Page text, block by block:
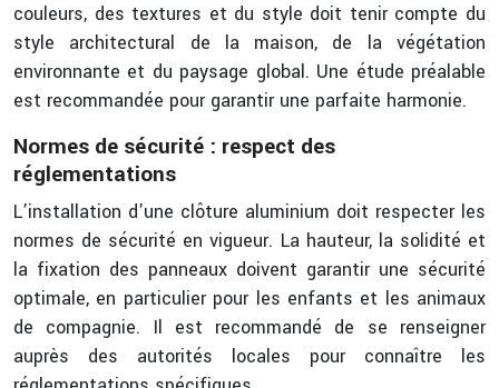
couleurs, des textures et du style doit tenir compte du
style architectural de la maison, de la végétation
environnante et du paysage global. Une étude préalable
est recommandée pour garantir une parfaite harmonie.
Normes de sécurité : respect des
réglementations
L’installation d’une clôture aluminium doit respecter les
normes de sécurité en vigueur. La hauteur, la solidité et
la fixation des panneaux doivent garantir une sécurité
optimale, en particulier pour les enfants et les animaux
de compagnie. Il est recommandé de se renseigner
auprès des autorités locales pour connaître les